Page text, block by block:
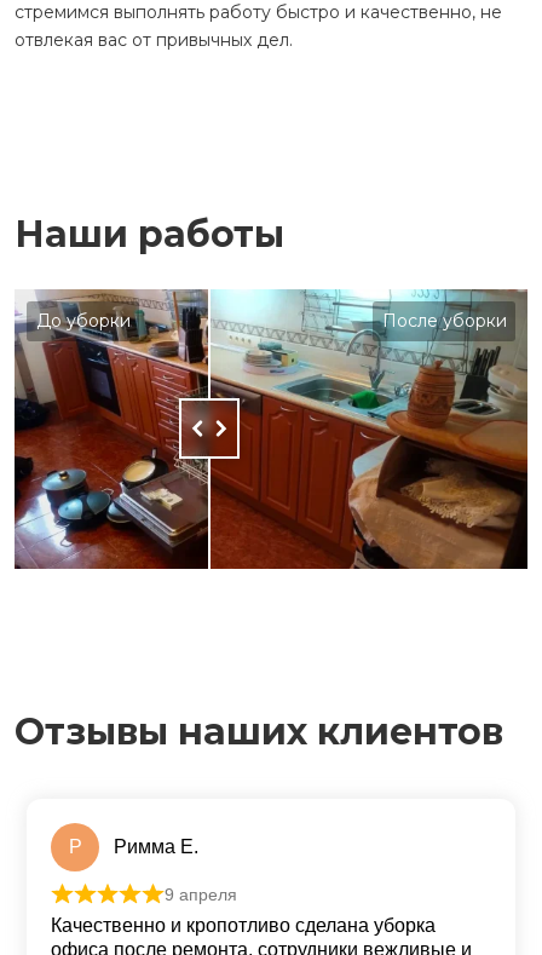
стремимся выполнять работу быстро и качественно, не
отвлекая вас от привычных дел.
Наши работы
До уборки После уборки
Отзывы наших клиентов
Р Римма Е.
Оценка из 5
9 апреля
Качественно и кропотливо сделана уборка
офиса после ремонта, сотрудники вежливые и